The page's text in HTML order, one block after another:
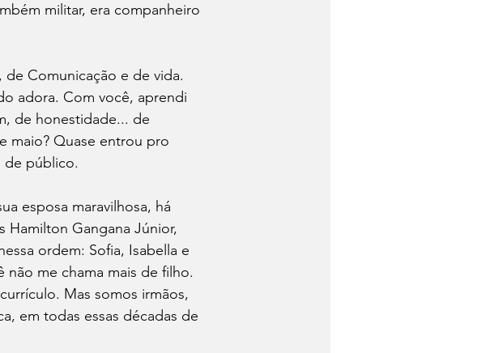
militar, era companheiro
de Comunicação e de vida.
adora. Com você, aprendi
de honestidade... de
maio? Quase entrou pro
de público.
esposa maravilhosa, há
Hamilton Gangana Júnior,
ordem: Sofia, Isabella e
não me chama mais de filho.
Mas somos irmãos,
em todas essas décadas de